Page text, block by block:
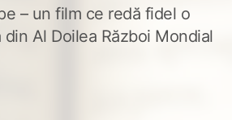
– un film ce redă fidel o
Al Doilea Război Mondial